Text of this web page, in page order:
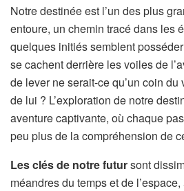
Notre destinée est l’un des plus
entoure, un chemin tracé dans les
quelques initiés semblent
se cachent derrière les voiles de
de lever ne serait-ce qu’un coin
de lui ? L’exploration de notre
aventure captivante, où chaque
peu plus de la compréhension de
Les clés de notre futursont
méandres du temps et de l’espace,